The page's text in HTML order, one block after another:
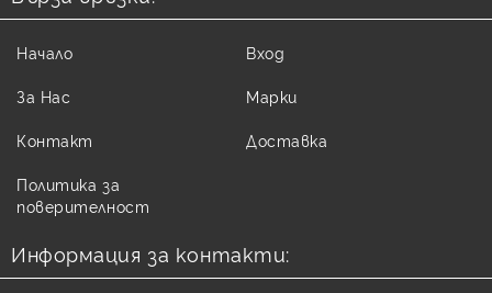
Начало
За Нас
Контакт
Политика за
поверителност
Вход
Марки
Доставка
Информация за контакти: